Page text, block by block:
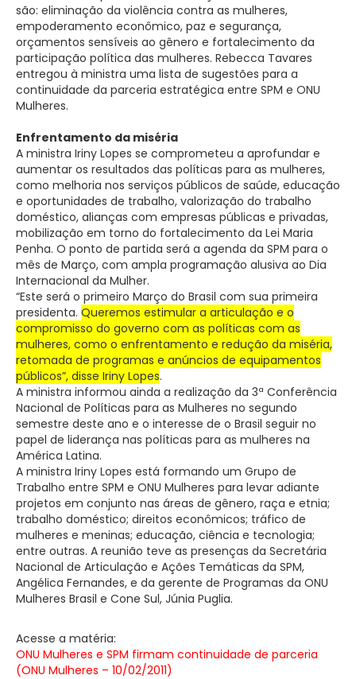
são: eliminação da violência contra as mulheres,
empoderamento econômico, paz e segurança,
orçamentos sensíveis ao gênero e fortalecimento da
participação política das mulheres. Rebecca Tavares
entregou à ministra uma lista de sugestões para a
continuidade da parceria estratégica entre SPM e ONU
Mulheres.
Enfrentamento da miséria
A ministra Iriny Lopes se comprometeu a aprofundar e
aumentar os resultados das políticas para as mulheres,
como melhoria nos serviços públicos de saúde, educação
e oportunidades de trabalho, valorização do trabalho
doméstico, alianças com empresas públicas e privadas,
mobilização em torno do fortalecimento da Lei Maria
Penha. O ponto de partida será a agenda da SPM para o
mês de Março, com ampla programação alusiva ao Dia
Internacional da Mulher.
“Este será o primeiro Março do Brasil com sua primeira
presidenta. Queremos estimular a articulação e o
compromisso do governo com as políticas com as
mulheres, como o enfrentamento e redução da miséria,
retomada de programas e anúncios de equipamentos
públicos”, disse Iriny Lopes.
A ministra informou ainda a realização da 3ª Conferência
Nacional de Políticas para as Mulheres no segundo
semestre deste ano e o interesse de o Brasil seguir no
papel de liderança nas políticas para as mulheres na
América Latina.
A ministra Iriny Lopes está formando um Grupo de
Trabalho entre SPM e ONU Mulheres para levar adiante
projetos em conjunto nas áreas de gênero, raça e etnia;
trabalho doméstico; direitos econômicos; tráfico de
mulheres e meninas; educação, ciência e tecnologia;
entre outras. A reunião teve as presenças da Secretária
Nacional de Articulação e Ações Temáticas da SPM,
Angélica Fernandes, e da gerente de Programas da ONU
Mulheres Brasil e Cone Sul, Júnia Puglia.
Acesse a matéria:
ONU Mulheres e SPM firmam continuidade de parceria
(ONU Mulheres – 10/02/2011)